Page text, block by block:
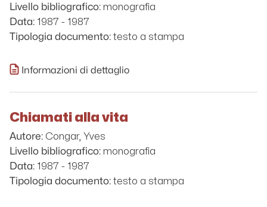
Livello bibliografico: monografia
Data: 1987 - 1987
Tipologia documento: testo a stampa
Informazioni di dettaglio
Chiamati alla vita
Autore: Congar, Yves
Livello bibliografico: monografia
Data: 1987 - 1987
Tipologia documento: testo a stampa